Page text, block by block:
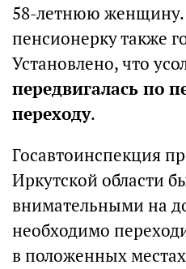
58-летнюю
пенсионерку также
Установлено, что
передвигалась по
переходу.
Госавтоинспекция
Иркутской области
внимательными на
необходимо
в положенных